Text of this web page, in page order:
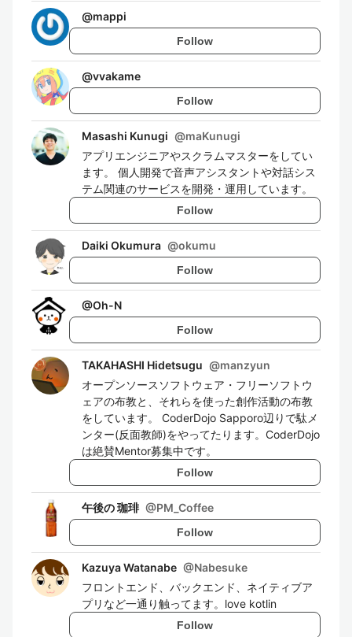
@mappi
Follow
@vvakame
Follow
Masashi Kunugi @maKunugi
アプリエンジニアやスクラムマスターをしてい
ます。 個人開発で音声アシスタントや対話シス
テム関連のサービスを開発・運用しています。
Follow
Daiki Okumura @okumu
Follow
@Oh-N
Follow
TAKAHASHI Hidetsugu @manzyun
オープンソースソフトウェア・フリーソフトウ
ェアの布教と、それらを使った創作活動の布教
をしています。 CoderDojo Sapporo辺りで駄メ
ンター(反面教師)をやってたります。CoderDojo
は絶賛Mentor募集中です。
Follow
午後の 珈琲 @PM_Coffee
Follow
Kazuya Watanabe @Nabesuke
フロントエンド、バックエンド、ネイティブア
プリなど一通り触ってます。love kotlin
Follow